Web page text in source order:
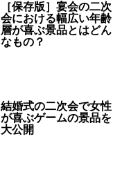
［保存版］宴会の二次
会における幅広い年齢
層が喜ぶ景品とはどん
なもの？
結婚式の二次会で女性
が喜ぶゲームの景品を
大公開